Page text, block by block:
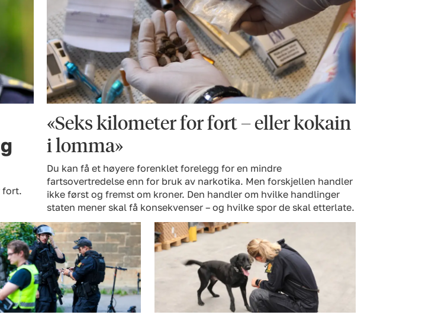
fort.
«Seks kilometer for fort – eller kokain
i lomma»
Du kan få et høyere forenklet forelegg for en mindre
fartsovertredelse enn for bruk av narkotika. Men forskjellen handler
ikke først og fremst om kroner. Den handler om hvilke handlinger
staten mener skal få konsekvenser – og hvilke spor de skal etterlate.